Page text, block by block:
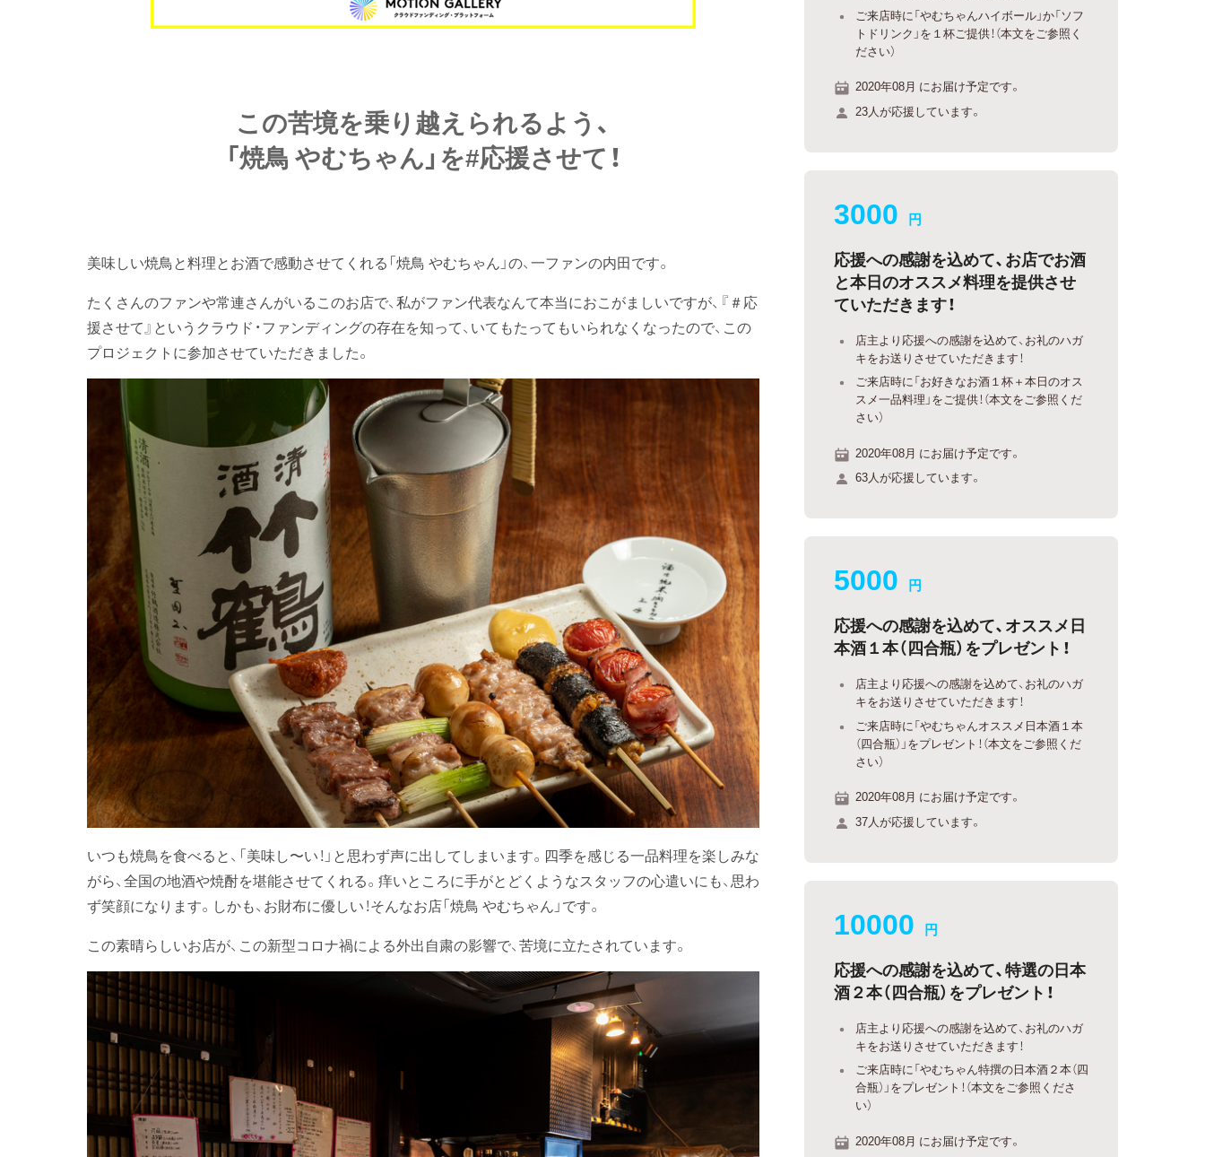
この苦境を乗り越えられるよう、
「焼鳥 やむちゃん」を#応援させて！
美味しい焼鳥と料理とお酒で感動させてくれる「焼鳥 やむちゃん」の、一ファンの内田です。
たくさんのファンや常連さんがいるこのお店で、私がファン代表なんて本当におこがましいですが、『＃応
援させて』というクラウド・ファンディングの存在を知って、いてもたってもいられなくなったので、この
プロジェクトに参加させていただきました。
いつも焼鳥を食べると、「美味し〜い！」と思わず声に出してしまいます。四季を感じる一品料理を楽しみな
がら、全国の地酒や焼酎を堪能させてくれる。痒いところに手がとどくようなスタッフの心遣いにも、思わ
ず笑顔になります。しかも、お財布に優しい！そんなお店「焼鳥 やむちゃん」です。
この素晴らしいお店が、この新型コロナ禍による外出自粛の影響で、苦境に立たされています。
ご来店時に「やむちゃんハイボール」か「ソフ
トドリンク」を１杯ご提供！（本文をご参照く
ださい）
2020年08月 にお届け予定です。
23人が応援しています。
3000 円
応援への感謝を込めて、お店でお酒
と本日のオススメ料理を提供させ
ていただきます！
店主より応援への感謝を込めて、お礼のハガ
キをお送りさせていただきます！
ご来店時に「お好きなお酒１杯＋本日のオス
スメ一品料理」をご提供！（本文をご参照くだ
さい）
2020年08月 にお届け予定です。
63人が応援しています。
5000 円
応援への感謝を込めて、オススメ日
本酒１本（四合瓶）をプレゼント！
店主より応援への感謝を込めて、お礼のハガ
キをお送りさせていただきます！
ご来店時に「やむちゃんオススメ日本酒１本
（四合瓶）」をプレゼント！（本文をご参照くだ
さい）
2020年08月 にお届け予定です。
37人が応援しています。
10000 円
応援への感謝を込めて、特選の日本
酒２本（四合瓶）をプレゼント！
店主より応援への感謝を込めて、お礼のハガ
キをお送りさせていただきます！
ご来店時に「やむちゃん特撰の日本酒２本（四
合瓶）」をプレゼント！（本文をご参照くださ
い）
2020年08月 にお届け予定です。